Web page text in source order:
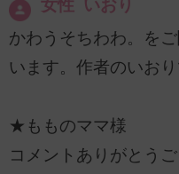
女性 いおり
かわうそちわわ。を
います。作者のいおり
★もものママ様
コメントありがとう